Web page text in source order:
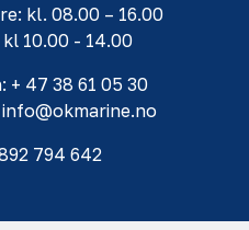
kl. 08.00 – 16.00
kl 10.00 - 14.00
+ 47 38 61 05 30
794 642